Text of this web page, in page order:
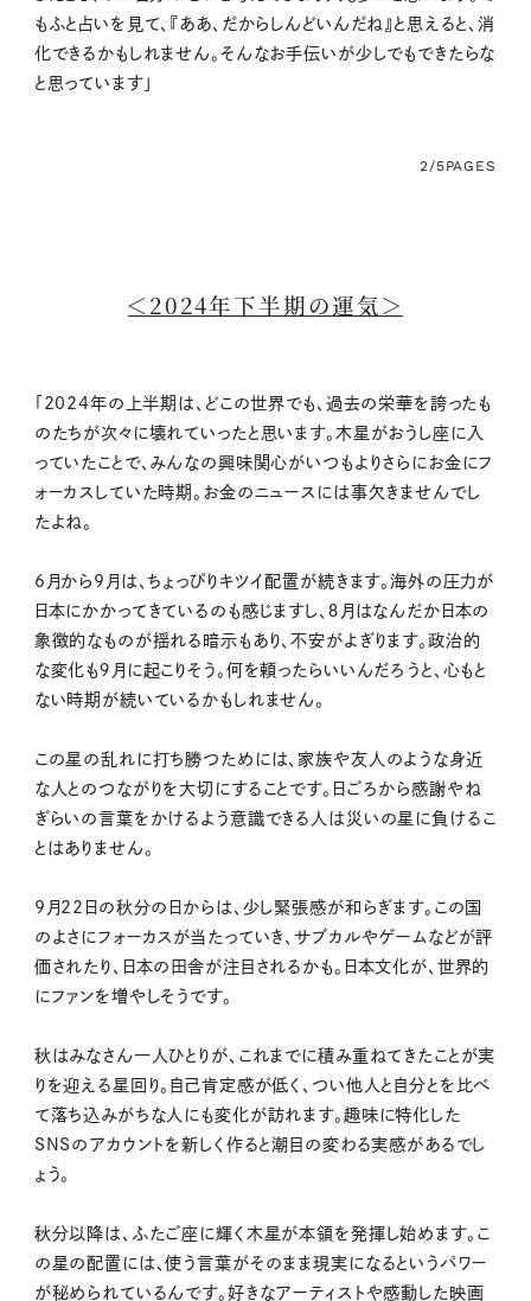
もふと占いを見て、『ああ、だからしんどいんだね』と思えると、消
化できるかもしれません。そんなお手伝いが少しでもできたらな
と思っています」
2/5PAGES
＜2024年下半期の運気＞
「2024年の上半期は、どこの世界でも、過去の栄華を誇ったも
のたちが次々に壊れていったと思います。木星がおうし座に入
っていたことで、みんなの興味関心がいつもよりさらにお金にフ
ォーカスしていた時期。お金のニュースには事欠きませんでし
たよね。
6月から9月は、ちょっぴりキツイ配置が続きます。海外の圧力が
日本にかかってきているのも感じますし、８月はなんだか日本の
象徴的なものが揺れる暗示もあり、不安がよぎります。政治的
な変化も９月に起こりそう。何を頼ったらいいんだろうと、心もと
ない時期が続いているかもしれません。
この星の乱れに打ち勝つためには、家族や友人のような身近
な人とのつながりを大切にすることです。日ごろから感謝やね
ぎらいの言葉をかけるよう意識できる人は災いの星に負けるこ
とはありません。
9月22日の秋分の日からは、少し緊張感が和らぎます。この国
のよさにフォーカスが当たっていき、サブカルやゲームなどが評
価されたり、日本の田舎が注目されるかも。日本文化が、世界的
にファンを増やしそうです。
秋はみなさん一人ひとりが、これまでに積み重ねてきたことが実
りを迎える星回り。自己肯定感が低く、つい他人と自分とを比べ
て落ち込みがちな人にも変化が訪れます。趣味に特化した
SNSのアカウントを新しく作ると潮目の変わる実感があるでし
ょう。
秋分以降は、ふたご座に輝く木星が本領を発揮し始めます。こ
の星の配置には、使う言葉がそのまま現実になるというパワー
が秘められているんです。好きなアーティストや感動した映画